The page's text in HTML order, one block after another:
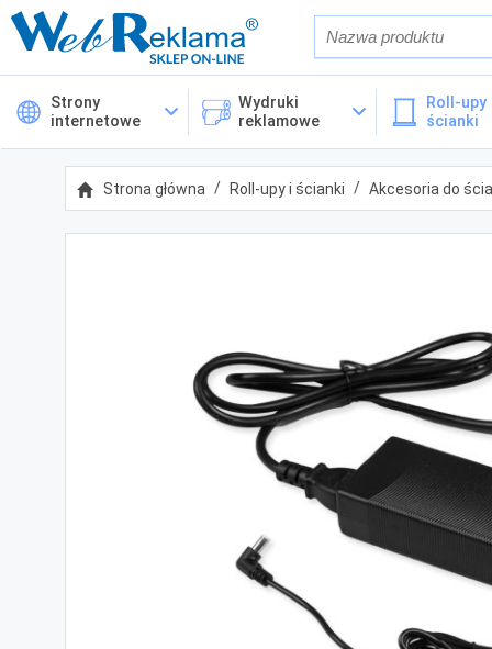
Również w
Cena
Kategorie
Strony
internetowe
Wydruki
reklamowe
Roll-upy
ścianki
Strona główna Roll-upy i ścianki Akcesoria do